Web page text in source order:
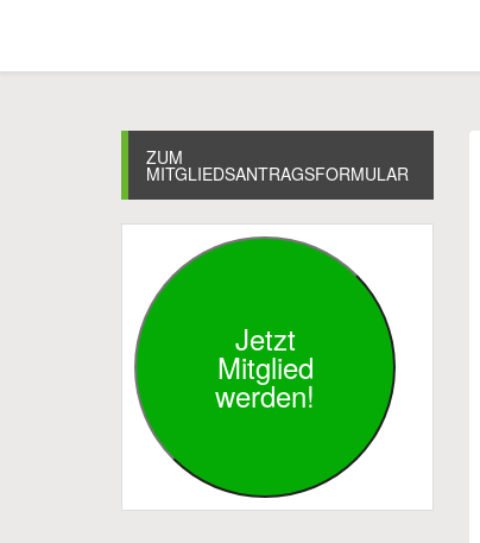
ZUM
MITGLIEDSANTRAGSFORMULAR
Jetzt
Mitglied
werden!